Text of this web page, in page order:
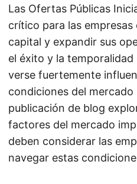
Las Ofertas Públicas
crítico para las
capital y expandir sus
el éxito y la temporalidad
verse fuertemente
condiciones del mercado
publicación de blog
factores del mercado
deben considerar las
navegar estas